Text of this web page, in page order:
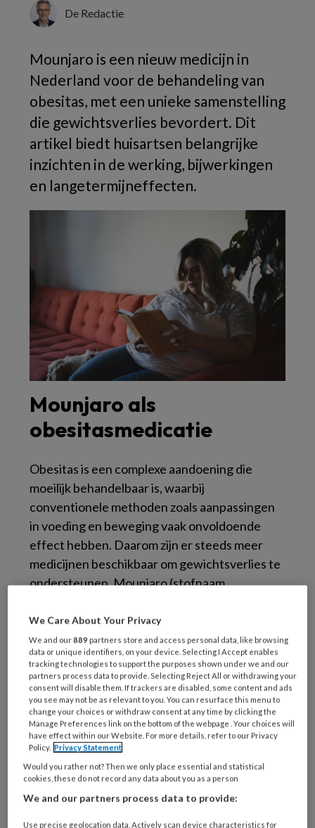
De Redactie
Mounjaro is een nieuw medicijn in
Nederland voor de behandeling van
obesitas, met een unieke samenstelling
die gewichtsverlies bevordert. Dit
artikel biedt huisartsen belangrijke
inzichten in de werking, bijwerkingen
en langetermijneffecten.
Mounjaro als
obesitasmedicatie
Obesitas is een complexe aandoening die
moeilijk behandelbaar is, waarbij
conventionele methoden zoals aanpassingen
in voeding en beweging vaak onvoldoende
effect hebben. Daarom zijn er steeds meer
medicijnen beschikbaar om gewichtsverlies te
ondersteunen. Mounjaro (stofnaam
zijn voor patiënten met obesitas en biedt
mogelijk meer gewichtsverlies dan eerdere
opties zoals Ozempic. Uitonderzoek blijktdat
behandeling met Mounjaro de HbA1c-waarde
(hemoglobine A1c), een maat voor de controle
van de bloedsuikerspiegel, bij patiënten met
type 2 diabetes kan verlagen. Dit artikel
bespreekt de werking, indicaties en
bijwerkingen van Mounjaro, gericht op de rol
van huisartsen in de behandeling van obesitas.
We Care About Your Privacy
We and our889 partners store and access personal data, like browsing
data or unique identifiers, on your device. Selecting I Accept enables
tracking technologies to support the purposes shown under we and our
partners process data to provide. Selecting Reject All or withdrawing your
consent will disable them. If trackers are disabled, some content and ads
you see may not be as relevant to you. You can resurface this menu to
change your choices or withdraw consent at any time by clicking the
Manage Preferences link on the bottom of the webpage . Your choices will
have effect within our Website. For more details, refer to our Privacy
Policy. Privacy Statement
Would you rather not? Then we only place essential and statistical
cookies, these do not record any data about you as a person
We and our partners process data to provide:
Use precise geolocation data. Actively scan device characteristics for